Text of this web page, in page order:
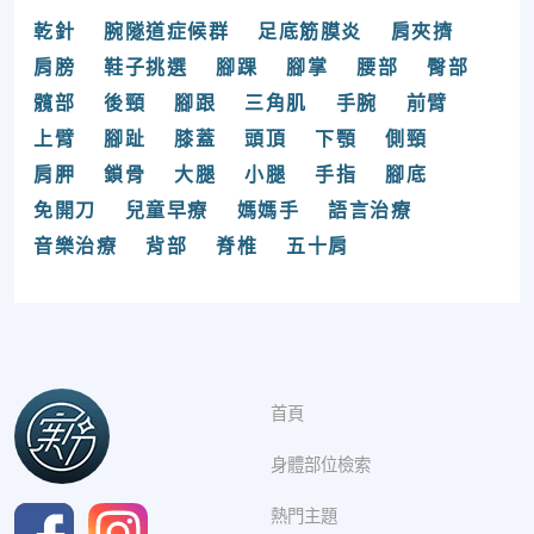
乾針 腕隧道症候群 足底筋膜炎
肩夾擠
肩膀
鞋子挑選 腳踝 腳掌 腰部
臀部
髖部
後頸 腳跟 三角肌 手腕
前臂
上臂
腳趾 膝蓋 頭頂 下顎
側頸
肩胛
鎖骨 大腿 小腿 手指
腳底
免開刀
兒童早療 媽媽手
語言治療
音樂治療
背部 脊椎 五十肩
首頁
身體部位檢索
熱門主題